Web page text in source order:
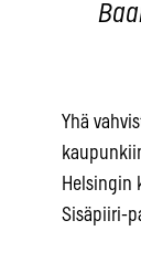
Yhä
Helsingin
Sisäpiiri-